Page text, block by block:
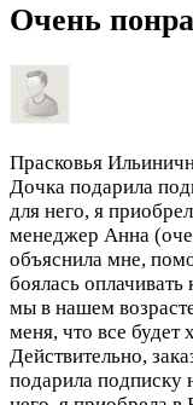
Очень
Прасковья
Дочка подарила
для него, я
менеджер Анна
объяснила мне,
боялась
мы в нашем
меня, что все будет
Действительно,
подарила подписку